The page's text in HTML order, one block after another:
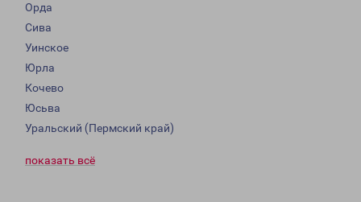
Орда
Сива
Уинское
Юрла
Кочево
Юсьва
Уральский (Пермский край)
показать всё